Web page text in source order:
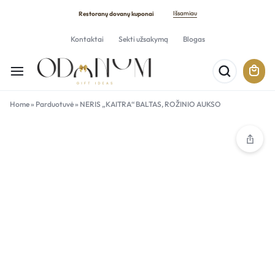
Restoranų dovanų kuponai Išsamiau
Kontaktai Sekti užsakymą Blogas
Home» Parduotuvė» NERIS „KAITRA“ BALTAS, ROŽINIO AUKSO